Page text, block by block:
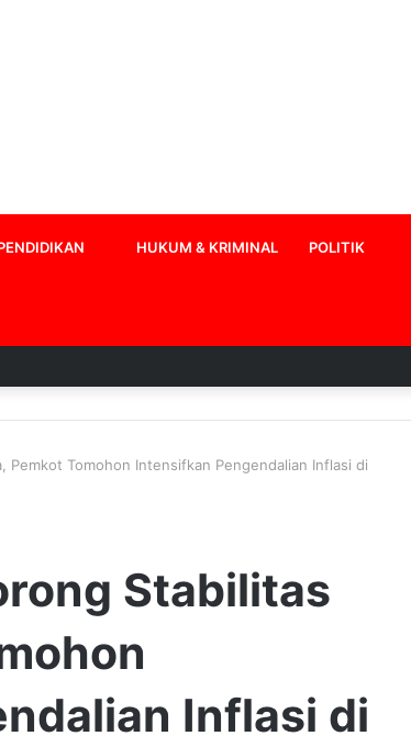
HUKUM & KRIMINAL POLITIK
Pemkot Tomohon Intensifkan Pengendalian Inflasi di
Stabilitas
Inflasi di